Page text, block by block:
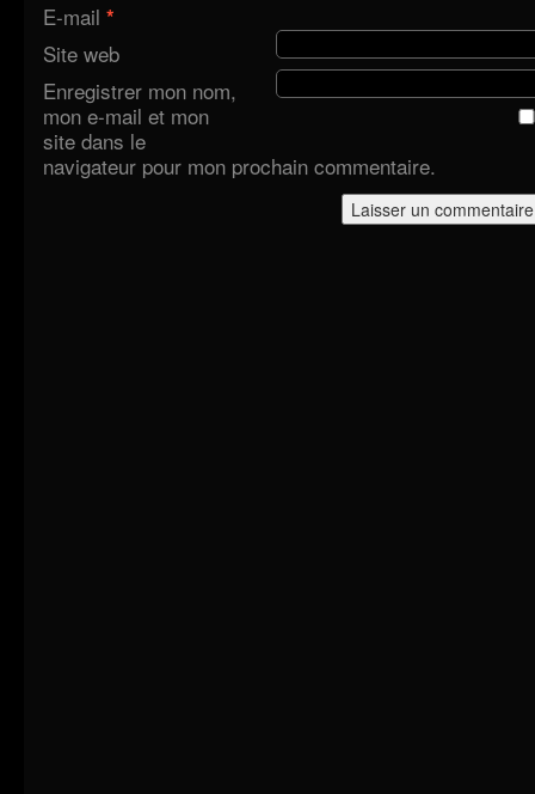
E-mail *
Site web
Enregistrer mon nom,
mon e-mail et mon
site dans le
navigateur pour mon prochain commentaire.